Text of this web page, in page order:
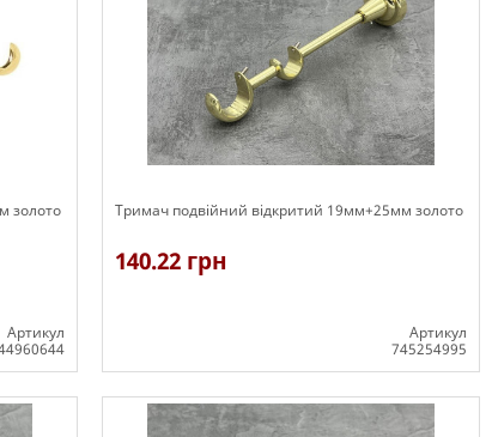
золото
Артикул
Тримач подвійний відкритий 19мм+25мм золото
140.22 грн
Артикул
745254995